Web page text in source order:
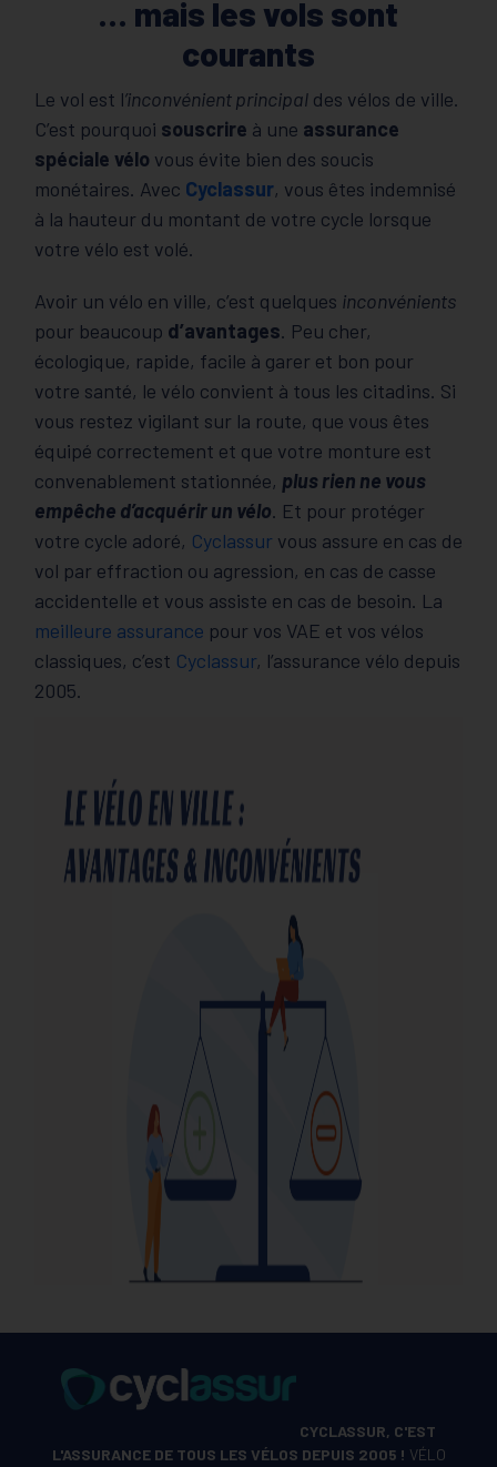
… mais les vols sont
courants
Le vol est l’inconvénient principaldes vélos de ville.
C’est pourquoi souscrire à une assurance
spéciale vélo vous évite bien des soucis
monétaires. Avec Cyclassur, vous êtes indemnisé
à la hauteur du montant de votre cycle lorsque
votre vélo est volé.
Avoir un vélo en ville, c’est quelques inconvénients
pour beaucoup d’avantages. Peu cher,
écologique, rapide, facile à garer et bon pour
votre santé, le vélo convient à tous les citadins. Si
vous restez vigilant sur la route, que vous êtes
équipé correctement et que votre monture est
convenablement stationnée, plus rien ne vous
empêche d’acquérir un vélo. Et pour protéger
votre cycle adoré, Cyclassur vous assure en cas de
vol par effraction ou agression, en cas de casse
accidentelle et vous assiste en cas de besoin. La
meilleure assurance pour vos VAE et vos vélos
classiques, c’est Cyclassur, l’assurance vélo depuis
2005.
CYCLASSUR, C'EST
L'ASSURANCE DE TOUS LES VÉLOS DEPUIS 2005 ! VÉLO